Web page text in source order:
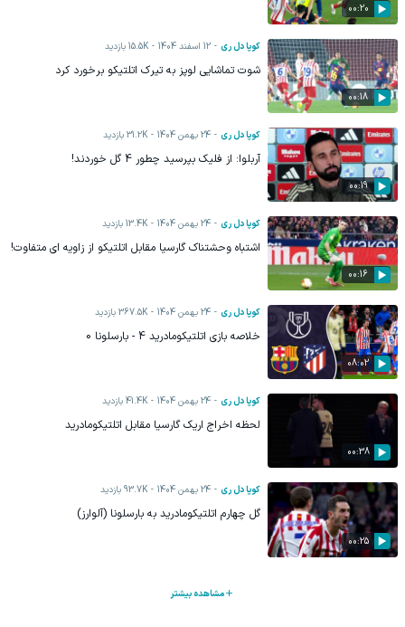
00:20
00:18
کوپا دل ری 12 اسفند 1404 15.5Kبازدید
شوت تماشایی لوپز به تیرک اتلتیکو برخورد کرد
00:19
کوپا دل ری 24 بهمن 1404 31.2Kبازدید
آربلوا: از فلیک بپرسید چطور 4 گل خوردند!
00:16
کوپا دل ری 24 بهمن 1404 13.4Kبازدید
اشتباه وحشتناک گارسیا مقابل اتلتیکو از زاویه ای متفاوت!
08:02
کوپا دل ری 24 بهمن 1404 367.5Kبازدید
خلاصه بازی اتلتیکومادرید 4 - بارسلونا 0
00:38
کوپا دل ری 24 بهمن 1404 41.4Kبازدید
لحظه اخراج اریک گارسیا مقابل اتلتیکومادرید
00:25
کوپا دل ری 24 بهمن 1404 93.7Kبازدید
گل چهارم اتلتیکومادرید به بارسلونا (آلوارز)
مشاهده بیشتر